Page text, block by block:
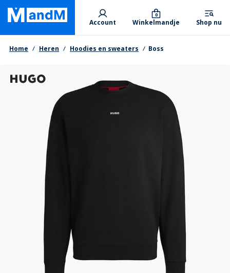
Skip
main
content
Primary departments
Account Winkelmandje
0
Shop nu
Kruimelpad
Home Heren Hoodies en sweaters Boss